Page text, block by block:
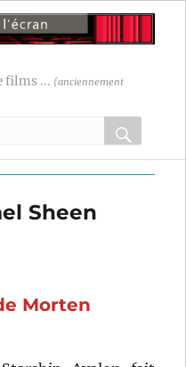
films ... (anciennement
OK
Sheen
Morten